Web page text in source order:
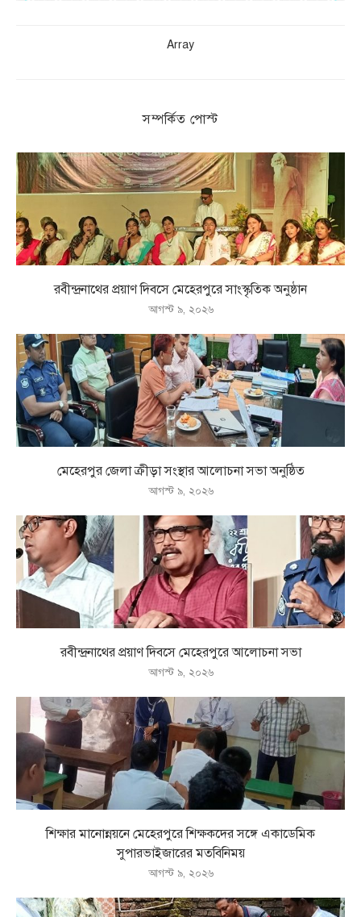
Array
সম্পর্কিত পোস্ট
রবীন্দ্রনাথের প্রয়াণ দিবসে মেহেরপুরে সাংস্কৃতিক অনুষ্ঠান
আগস্ট ৯, ২০২৬
মেহেরপুর জেলা ক্রীড়া সংস্থার আলোচনা সভা অনুষ্ঠিত
আগস্ট ৯, ২০২৬
রবীন্দ্রনাথের প্রয়াণ দিবসে মেহেরপুরে আলোচনা সভা
আগস্ট ৯, ২০২৬
শিক্ষার মানোন্নয়নে মেহেরপুরে শিক্ষকদের সঙ্গে একাডেমিক
সুপারভাইজারের মতবিনিময়
আগস্ট ৯, ২০২৬